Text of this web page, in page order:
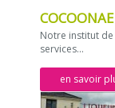
COCOONAE
Notre institut
services...
en savoir